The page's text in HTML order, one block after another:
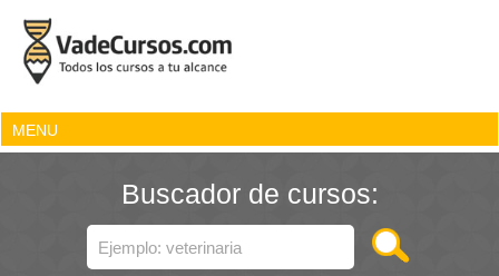
MENU
Buscador de cursos: